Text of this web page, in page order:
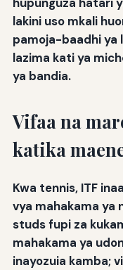
lakini uso mkali
pamoja-baadhi ya
lazima kati ya
ya bandia.
Vifaa na
katika
Kwa tennis, ITF
vya mahakama ya
studs fupi za
mahakama ya
inayozuia kamba;